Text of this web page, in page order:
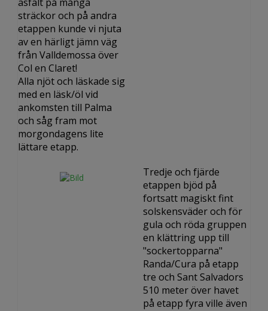
sträckor och på andra
etappen kunde vi njuta
av en härligt jämn väg
från Valldemossa över
Col en Claret!
Alla njöt och läskade sig
med en läsk/öl vid
ankomsten till Palma
och såg fram mot
morgondagens lite
lättare etapp.
Tredje och fjärde
etappen bjöd på
fortsatt magiskt fint
solskensväder och för
gula och röda gruppen
en klättring upp till
"sockertopparna"
Randa/Cura på etapp
tre och Sant Salvadors
510 meter över havet
på etapp fyra ville även